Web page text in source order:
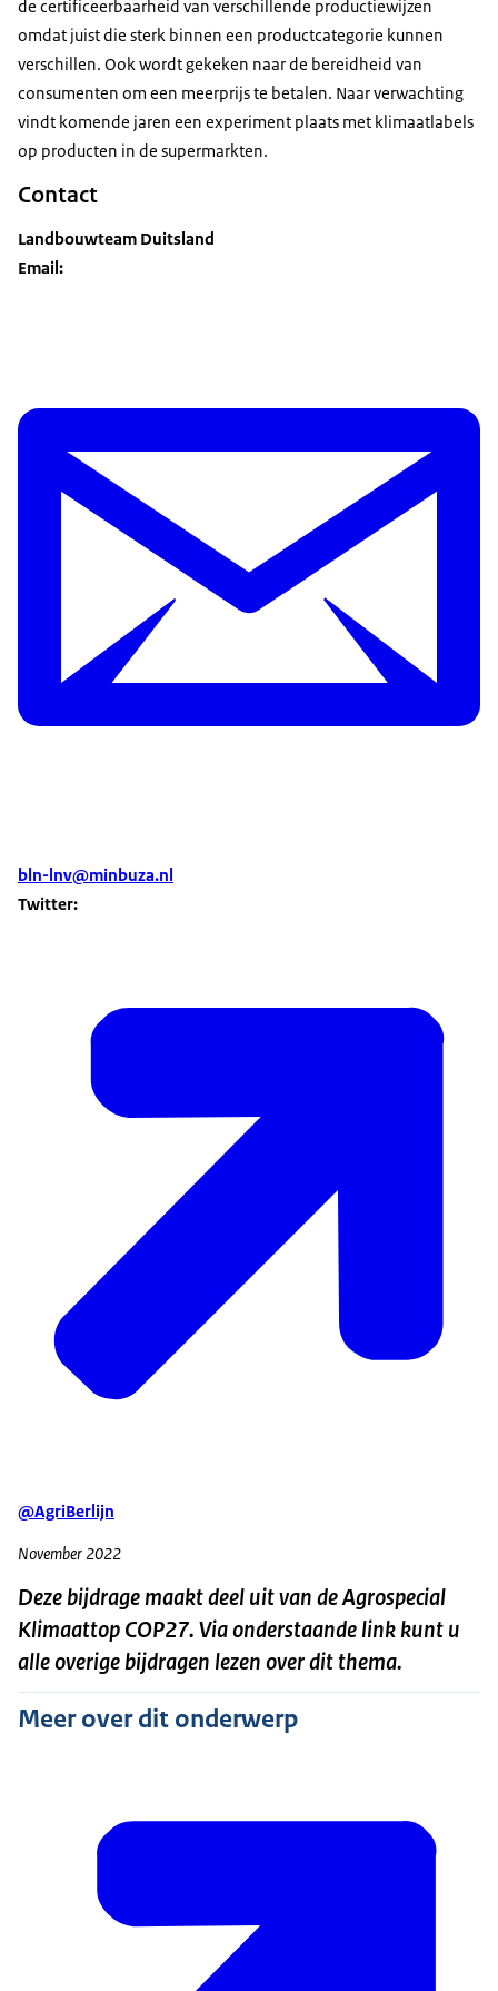
de certificeerbaarheid van verschillende productiewijzen
omdat juist die sterk binnen een productcategorie kunnen
verschillen. Ook wordt gekeken naar de bereidheid van
consumenten om een meerprijs te betalen. Naar verwachting
vindt komende jaren een experiment plaats met klimaatlabels
op producten in de supermarkten.
Contact
Landbouwteam Duitsland
Email:
bln-lnv@minbuza.nl
Twitter:
@AgriBerlijn
November 2022
Deze bijdrage maakt deel uit van de Agrospecial
Klimaattop COP27. Via onderstaande link kunt u
alle overige bijdragen lezen over dit thema.
Meer over dit onderwerp